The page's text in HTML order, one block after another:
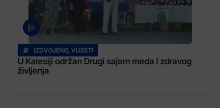
IZDVOJENO, VIJESTI
U Kalesiji održan Drugi sajam meda i zdravog
življenja